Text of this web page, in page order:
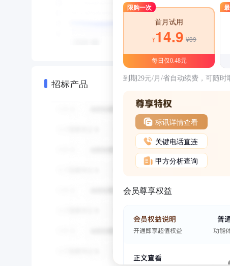
招标产品
限购一次
首月试用
¥14.9 ¥39
每日仅0.48元
到期29元/月/省自动续费，可随时
标讯详情查看
关键电话直连
甲方分析查询
会员尊享权益